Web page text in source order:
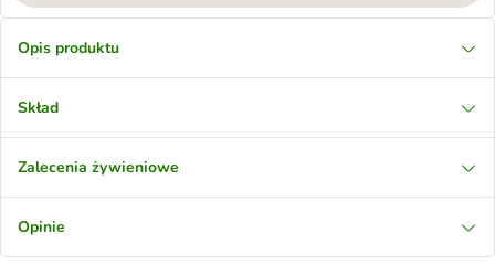
Opis produktu
Skład
Zalecenia żywieniowe
Opinie